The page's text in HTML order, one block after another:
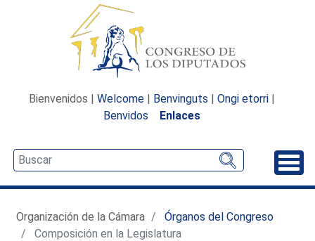
Bienvenidos | Welcome | Benvinguts | Ongi etorri |
Benvidos
Enlaces
Organización de la Cámara
Órganos del Congreso
Composición en la Legislatura